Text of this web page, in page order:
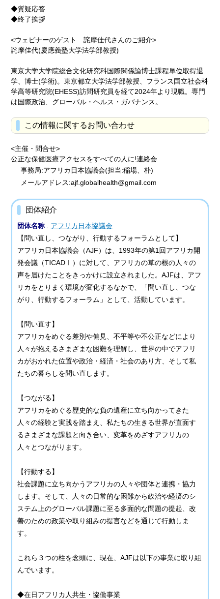
◆質疑応答
◆終了挨拶
<ウェビナーのゲスト 詫摩佳代さんのご紹介>
詫摩佳代(慶應義塾大学法学部教授)
東京大学大学院総合文化研究科国際関係論博士課程単位取得退
学、博士(学術)。東京都立大学法学部教授、フランス国立社会科
学高等研究院(EHESS)訪問研究員を経て2024年より現職。専門
は国際政治、グローバル・ヘルス・ガバナンス。
この情報に関するお問い合わせ
<主催・問合せ>
公正な保健医療アクセスをすべての人に!連絡会
事務局:アフリカ日本協議会(担当:稲場、朴)
メールアドレス:ajf.globalhealth@gmail.com
団体紹介
団体名称 : アフリカ日本協議会
【問い直し、つながり、行動するフォーラムとして】
アフリカ日本協議会（AJF）は、1993年の第1回アフリカ開
発会議（TICADⅠ）に対して、アフリカの草の根の人々の
声を届けたことをきっかけに設立されました。AJFは、アフ
リカをとりまく環境が変化するなかで、「問い直し、つな
がり、行動するフォーラム」として、活動しています。
【問い直す】
アフリカをめぐる差別や偏見、不平等や不公正などにより
人々が抱えるさまざまな困難を理解し、世界の中でアフリ
カがおかれた位置や政治・経済・社会のあり方、そして私
たちの暮らしを問い直します。
【つながる】
アフリカをめぐる歴史的な負の遺産に立ち向かってきた
人々の経験と実践を踏まえ、私たちの生きる世界が直面す
るさまざまな課題と向き合い、変革をめざすアフリカの
人々とつながります。
【行動する】
社会課題に立ち向かうアフリカの人々や団体と連携・協力
します。そして、人々の日常的な困難から政治や経済のシ
ステム上のグローバル課題に至る多面的な問題の提起、改
善のための政策や取り組みの提言などを通じて行動しま
す。
これら３つの柱を念頭に、現在、AJFは以下の事業に取り組
んでいます。
◆在日アフリカ人共生・協働事業